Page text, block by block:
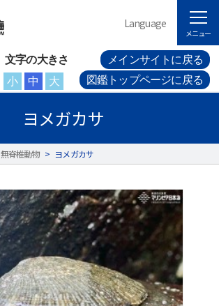
文字の大きさ
小
中 大
メインサイトに戻る
図鑑トップページに戻る
Language
メニュー
ヨメガカサ
無脊椎動物 > ヨメガカサ